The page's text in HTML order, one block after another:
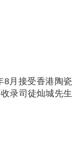
8月接受香港陶瓷
录司徒灿城先生